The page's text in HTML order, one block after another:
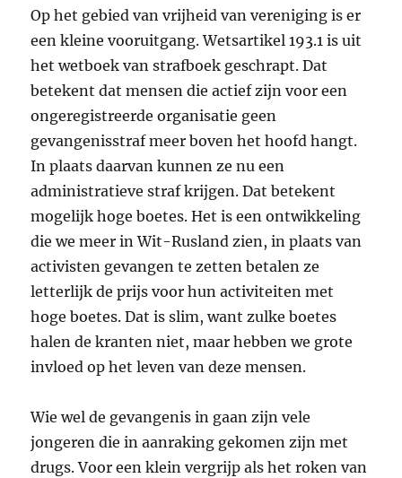
Op het gebied van vrijheid van vereniging is er
een kleine vooruitgang. Wetsartikel 193.1 is uit
het wetboek van strafboek geschrapt. Dat
betekent dat mensen die actief zijn voor een
ongeregistreerde organisatie geen
gevangenisstraf meer boven het hoofd hangt.
In plaats daarvan kunnen ze nu een
administratieve straf krijgen. Dat betekent
mogelijk hoge boetes. Het is een ontwikkeling
die we meer in Wit-Rusland zien, in plaats van
activisten gevangen te zetten betalen ze
letterlijk de prijs voor hun activiteiten met
hoge boetes. Dat is slim, want zulke boetes
halen de kranten niet, maar hebben we grote
invloed op het leven van deze mensen.
Wie wel de gevangenis in gaan zijn vele
jongeren die in aanraking gekomen zijn met
drugs. Voor een klein vergrijp als het roken van